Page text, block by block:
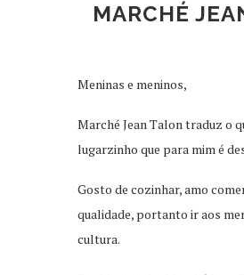
MARCHÉ
Meninas e meninos,
Marché Jean Talon traduz o
lugarzinho que para mim é
Gosto de cozinhar, amo
qualidade, portanto ir aos
cultura.